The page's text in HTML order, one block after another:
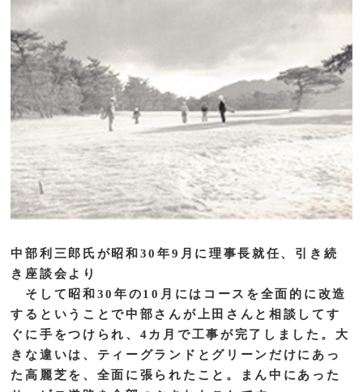
中部利三郎氏が昭和30年9月に理事長就任、引き続
き座談会より
そして昭和30年の10月にはコースを全面的に改造
するということで中部さんが上田さんと相談してす
ぐに手をつけられ、4カ月で工事が完了しました。大
きな違いは、ティーグランドとグリーンだけにあっ
た高麗芝を、全面に張られたこと。まん中にあった